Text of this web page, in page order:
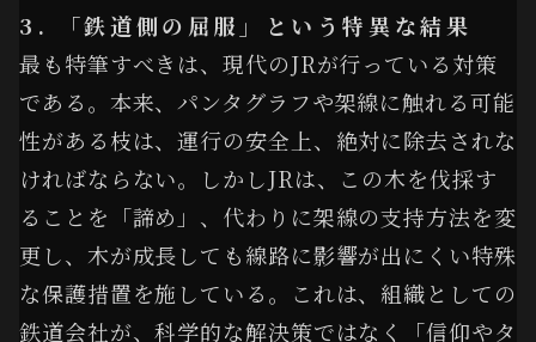
3. 「鉄道側の屈服」という特異な結果
最も特筆すべきは、現代のJRが行っている対策
である。本来、パンタグラフや架線に触れる可能
性がある枝は、運行の安全上、絶対に除去されな
ければならない。しかしJRは、この木を伐採す
ることを「諦め」、代わりに架線の支持方法を変
更し、木が成長しても線路に影響が出にくい特殊
な保護措置を施している。これは、組織としての
鉄道会社が、科学的な解決策ではなく「信仰やタ